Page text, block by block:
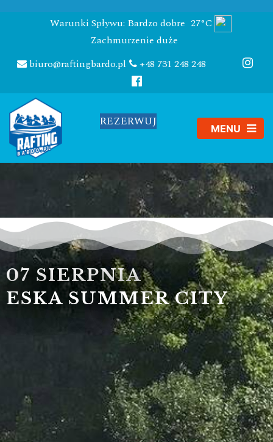
Warunki Spływu: Bardzo dobre 27°C
Zachmurzenie duże
biuro@raftingbardo.pl
+48 731 248 248
REZERWUJ
07 SIERPNIA
ESKA SUMMER CITY